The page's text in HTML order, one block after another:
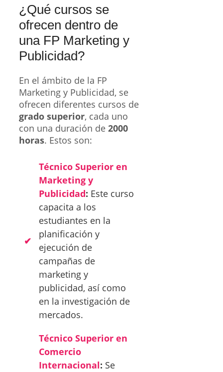
¿Qué cursos se
ofrecen dentro de
una FP Marketing y
Publicidad?
En el ámbito de la FP
Marketing y Publicidad, se
ofrecen diferentes cursos de
grado superior, cada uno
con una duración de 2000
horas. Estos son:
Técnico Superior en
Marketing y
Publicidad: Este curso
capacita a los
estudiantes en la
planificación y
ejecución de
campañas de
marketing y
publicidad, así como
en la investigación de
mercados.
Técnico Superior en
Comercio
Internacional: Se